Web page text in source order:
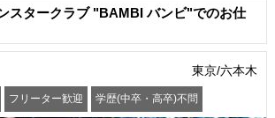
スタークラブ "BAMBI バンビ"でのお仕
東京/六本木
フリーター歓迎 学歴(中卒・高卒)不問